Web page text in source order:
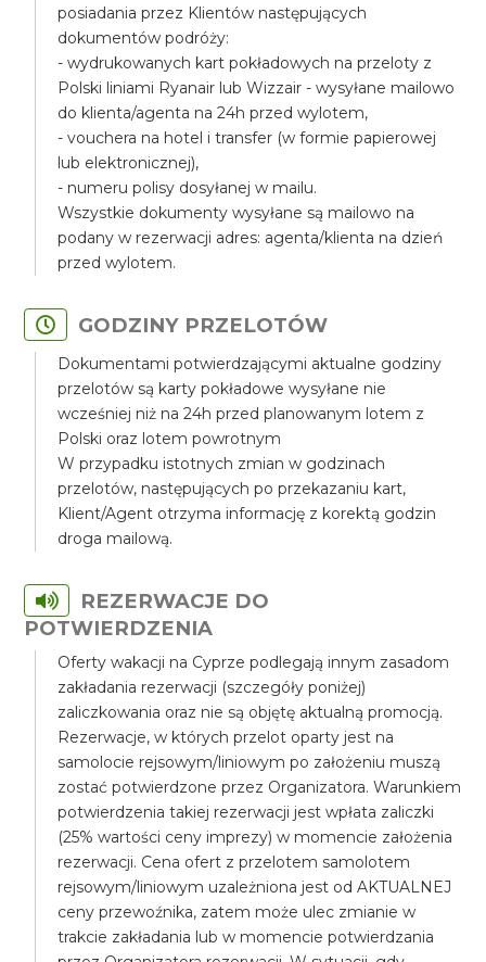
posiadania przez Klientów następujących
dokumentów podróży:
- wydrukowanych kart pokładowych na przeloty z
Polski liniami Ryanair lub Wizzair - wysyłane mailowo
do klienta/agenta na 24h przed wylotem,
- vouchera na hotel i transfer (w formie papierowej
lub elektronicznej),
- numeru polisy dosyłanej w mailu.
Wszystkie dokumenty wysyłane są mailowo na
podany w rezerwacji adres: agenta/klienta na dzień
przed wylotem.
GODZINY PRZELOTÓW
Dokumentami potwierdzającymi aktualne godziny
przelotów są karty pokładowe wysyłane nie
wcześniej niż na 24h przed planowanym lotem z
Polski oraz lotem powrotnym
W przypadku istotnych zmian w godzinach
przelotów, następujących po przekazaniu kart,
Klient/Agent otrzyma informację z korektą godzin
droga mailową.
REZERWACJE DO
POTWIERDZENIA
Oferty wakacji na Cyprze podlegają innym zasadom
zakładania rezerwacji (szczegóły poniżej)
zaliczkowania oraz nie są objętę aktualną promocją.
Rezerwacje, w których przelot oparty jest na
samolocie rejsowym/liniowym po założeniu muszą
zostać potwierdzone przez Organizatora. Warunkiem
potwierdzenia takiej rezerwacji jest wpłata zaliczki
(25% wartości ceny imprezy) w momencie założenia
rezerwacji. Cena ofert z przelotem samolotem
rejsowym/liniowym uzależniona jest od AKTUALNEJ
ceny przewoźnika, zatem może ulec zmianie w
trakcie zakładania lub w momencie potwierdzania